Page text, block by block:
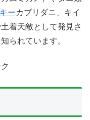
ーカブリダニ、キイ
着天敵として発見さ
られています。